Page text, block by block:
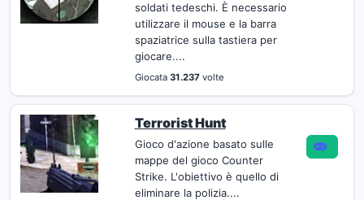
soldati tedeschi. È necessario
utilizzare il mouse e la barra
spaziatrice sulla tastiera per
giocare....
Giocata 31.237volte
Terrorist Hunt
Gioco d'azione basato sulle
mappe del gioco Counter
Strike. L'obiettivo è quello di
eliminare la polizia....